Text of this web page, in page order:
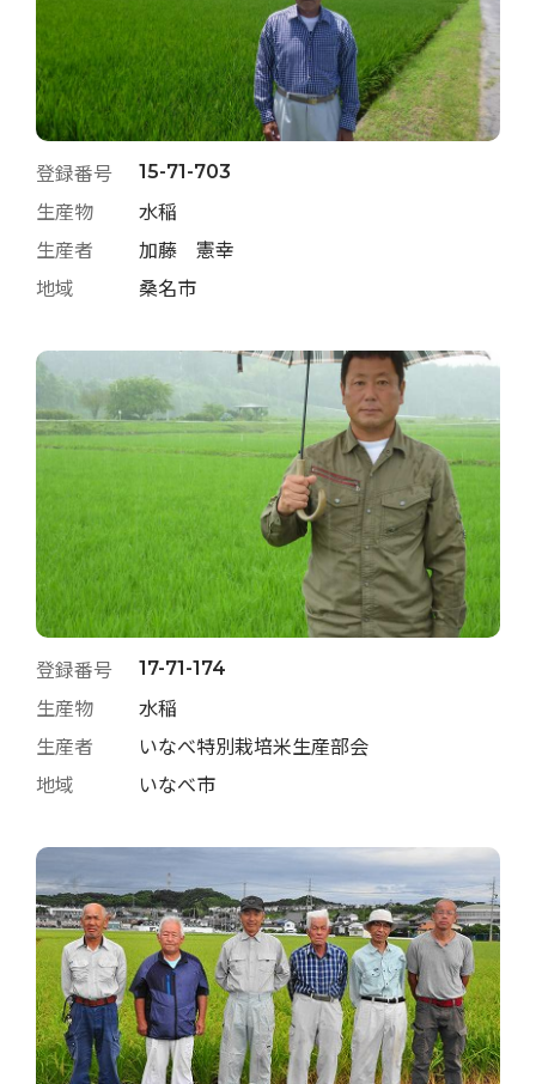
登録番号 15-71-703
生産物
水稲
生産者
加藤 憲幸
地域
桑名市
登録番号 17-71-174
生産物
水稲
生産者
いなべ特別栽培米生産部会
地域
いなべ市